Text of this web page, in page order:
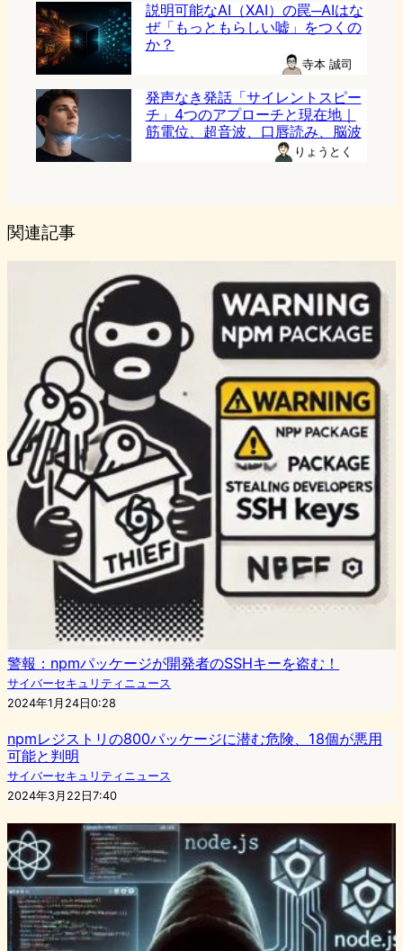
説明可能なAI（XAI）の罠─AIはな
ぜ「もっともらしい嘘」をつくの
か？
寺本 誠司
発声なき発話「サイレントスピー
チ」4つのアプローチと現在地｜
筋電位、超音波、口唇読み、脳波
りょうとく
関連記事
警報：npmパッケージが開発者のSSHキーを盗む！
サイバーセキュリティニュース
2024年1月24日0:28
npmレジストリの800パッケージに潜む危険、18個が悪用
可能と判明
サイバーセキュリティニュース
2024年3月22日7:40